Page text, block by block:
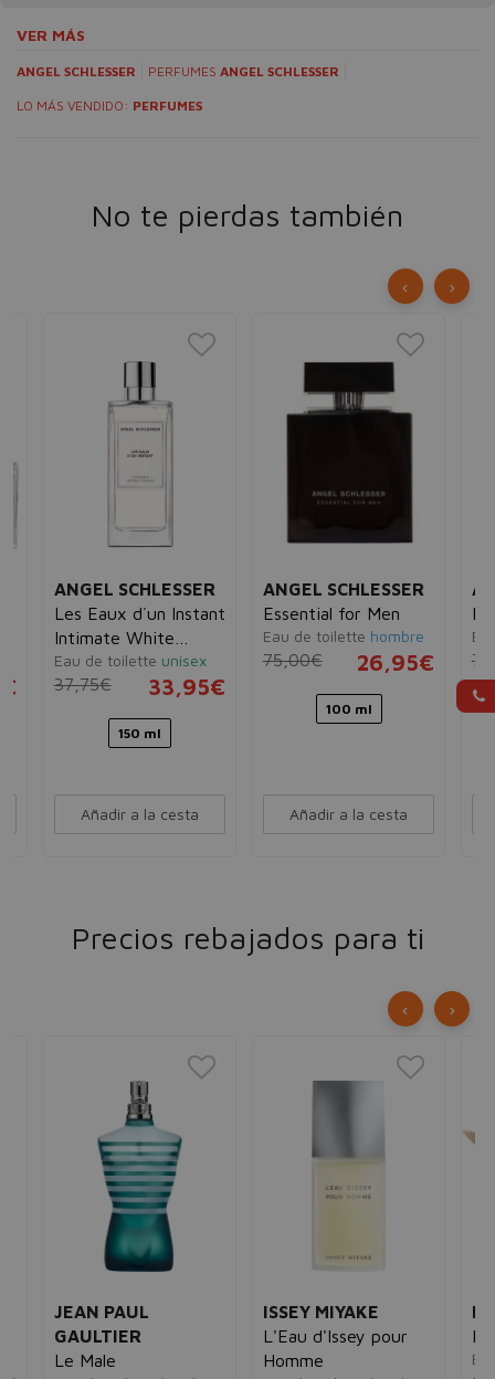
VER MÁS
ANGEL SCHLESSER PERFUMES ANGEL SCHLESSER
LO MÁS VENDIDO: PERFUMES
No te pierdas también
ANGEL SCHLESSER
Les Eaux d´un Instant
Intimate White
Flowers
Eau de toilette unisex
37,75€ 33,95€
150 ml
Añadir a la cesta
ANGEL SCHLESSER
Essential for Men
Eau de toilette hombre
75,00€ 26,95€
100 ml
Añadir a la cesta
‹ ›
Precios rebajados para ti
JEAN PAUL
GAULTIER
Le Male
ISSEY MIYAKE
L'Eau d'Issey pour
Homme
‹ ›